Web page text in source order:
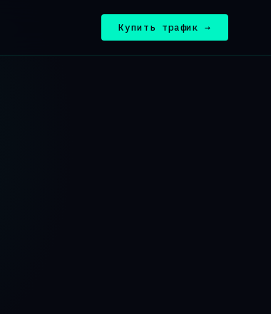
Купить трафик →